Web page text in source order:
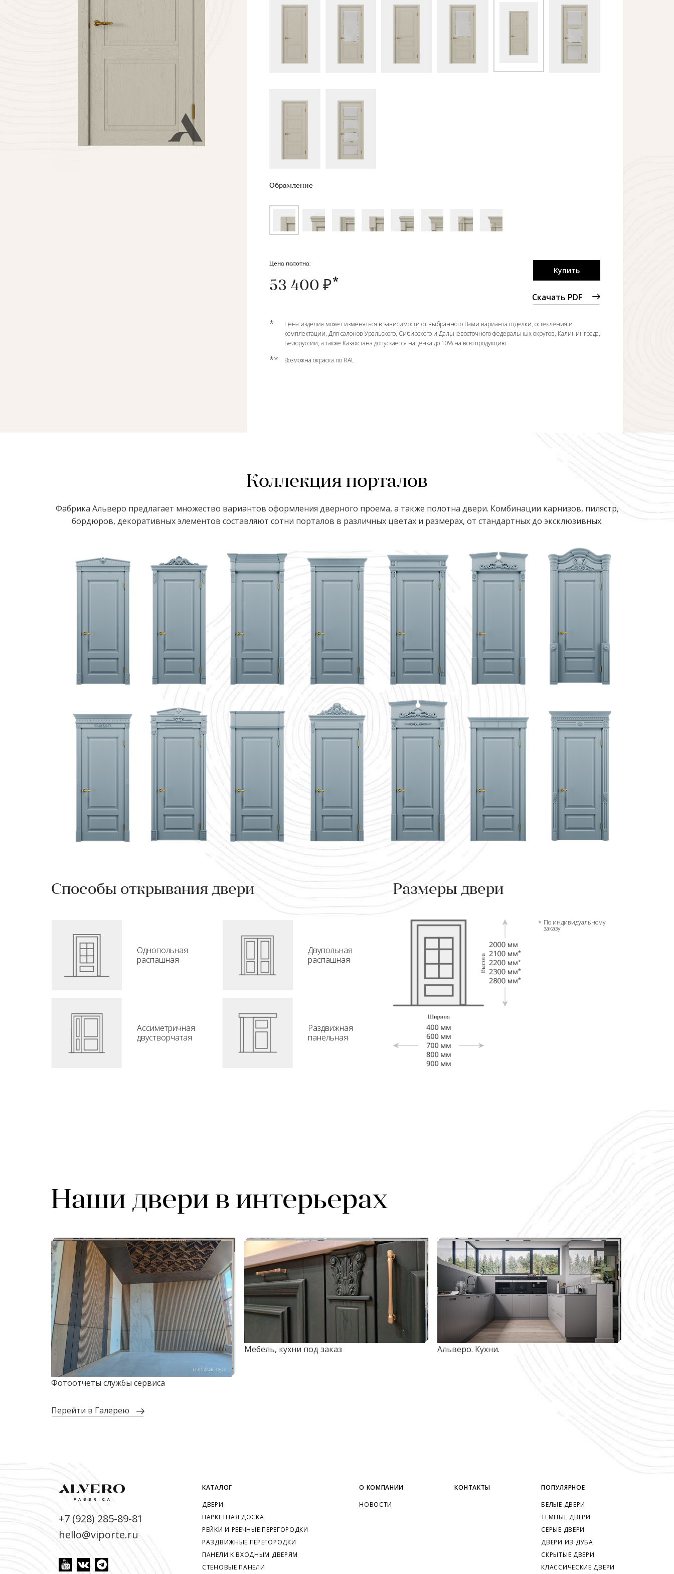
Обрамление
Купить
Скачать PDF
Цена полотна:
53 400 ₽
*
Цена изделия может изменяться в зависимости от выбранного Вами варианта отделки, остекления и
комплектации. Для салонов Уральского, Сибирского и Дальневосточного федеральных округов, Калининграда,
Белоруссии, а также Казахстана допускается наценка до 10% на всю продукцию.
** Возможна окраска по RAL
Коллекция порталов
Фабрика Альверо предлагает множество вариантов оформления дверного проема, а также полотна двери. Комбинации карнизов, пилястр,
бордюров, декоративных элементов составляют сотни порталов в различных цветах и размерах, от стандартных до эксклюзивных.
Способы открывания двери
Однопольная
распашная
Двупольная
распашная
Ассиметричная
двустворчатая
Раздвижная
панельная
Размеры двери
По индивидуальному
заказу
Наши двери в интерьерах
Фотоотчеты службы сервиса
Мебель, кухни под заказ Альверо. Кухни.
перейти в Галерею
+7 (928) 285-89-81
hello@viporte.ru
КАТАЛОГ
ДВЕРИ
ПАРКЕТНАЯ ДОСКА
РЕЙКИ И РЕЕЧНЫЕ ПЕРЕГОРОДКИ
РАЗДВИЖНЫЕ ПЕРЕГОРОДКИ
ПАНЕЛИ К ВХОДНЫМ ДВЕРЯМ
СТЕНОВЫЕ ПАНЕЛИ
О КОМПАНИИ
НОВОСТИ
КОНТАКТЫ
ПОПУЛЯРНОЕ
БЕЛЫЕ ДВЕРИ
ТЕМНЫЕ ДВЕРИ
СЕРЫЕ ДВЕРИ
ДВЕРИ ИЗ ДУБА
СКРЫТЫЕ ДВЕРИ
КЛАССИЧЕСКИЕ ДВЕРИ